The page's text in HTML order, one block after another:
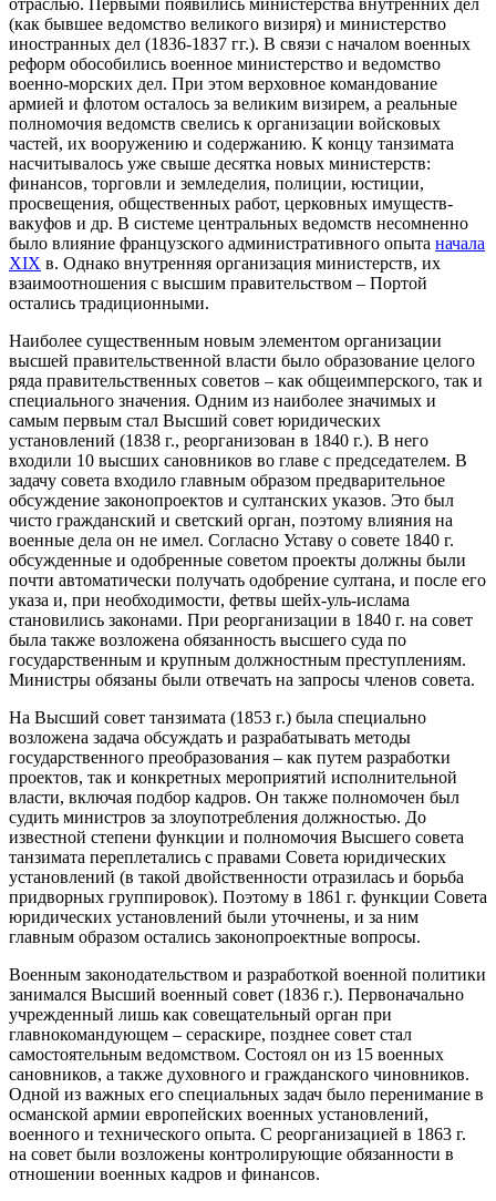
отраслью. Первыми появились министерства внутренних дел
(как бывшее ведомство великого визиря) и министерство
иностранных дел (1836-1837 гг.). В связи с началом военных
реформ обособились военное министерство и ведомство
военно-морских дел. При этом верховное командование
армией и флотом осталось за великим визирем, а реальные
полномочия ведомств свелись к организации войсковых
частей, их вооружению и содержанию. К концу танзимата
насчитывалось уже свыше десятка новых министерств:
финансов, торговли и земледелия, полиции, юстиции,
просвещения, общественных работ, церковных имуществ-
вакуфов и др. В системе центральных ведомств несомненно
было влияние французского административного опыта начала
XIX в. Однако внутренняя организация министерств, их
взаимоотношения с высшим правительством – Портой
остались традиционными.
Наиболее существенным новым элементом организации
высшей правительственной власти было образование целого
ряда правительственных советов – как общеимперского, так и
специального значения. Одним из наиболее значимых и
самым первым стал Высший совет юридических
установлений (1838 г., реорганизован в 1840 г.). В него
входили 10 высших сановников во главе с председателем. В
задачу совета входило главным образом предварительное
обсуждение законопроектов и султанских указов. Это был
чисто гражданский и светский орган, поэтому влияния на
военные дела он не имел. Согласно Уставу о совете 1840 г.
обсужденные и одобренные советом проекты должны были
почти автоматически получать одобрение султана, и после его
указа и, при необходимости, фетвы шейх-уль-ислама
становились законами. При реорганизации в 1840 г. на совет
была также возложена обязанность высшего суда по
государственным и крупным должностным преступлениям.
Министры обязаны были отвечать на запросы членов совета.
На Высший совет танзимата (1853 г.) была специально
возложена задача обсуждать и разрабатывать методы
государственного преобразования – как путем разработки
проектов, так и конкретных мероприятий исполнительной
власти, включая подбор кадров. Он также полномочен был
судить министров за злоупотребления должностью. До
известной степени функции и полномочия Высшего совета
танзимата переплетались с правами Совета юридических
установлений (в такой двойственности отразилась и борьба
придворных группировок). Поэтому в 1861 г. функции Совета
юридических установлений были уточнены, и за ним
главным образом остались законопроектные вопросы.
Военным законодательством и разработкой военной политики
занимался Высший военный совет (1836 г.). Первоначально
учрежденный лишь как совещательный орган при
главнокомандующем – сераскире, позднее совет стал
самостоятельным ведомством. Состоял он из 15 военных
сановников, а также духовного и гражданского чиновников.
Одной из важных его специальных задач было перенимание в
османской армии европейских военных установлений,
военного и технического опыта. С реорганизацией в 1863 г.
на совет были возложены контролирующие обязанности в
отношении военных кадров и финансов.